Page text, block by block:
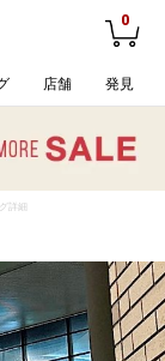
0
店舗 発見
詳細